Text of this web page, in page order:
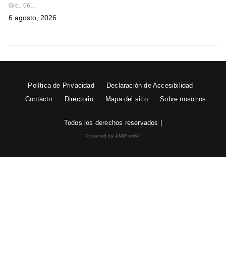
Gro., 06…
6 agosto, 2026
Política de Privacidad
Declaración de Accesibilidad
Contacto
Directorio Mapa del sitio Sobre nosotros
Todos los derechos reservados |
Powered by AMPforWP